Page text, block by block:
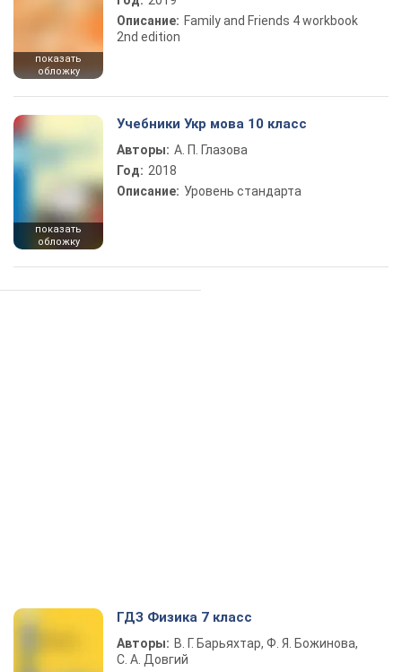
показать
обложку
Описание: Family and Friends 4 workbook
2nd edition
показать
обложку
Учебники Укр мова 10 класс
Авторы: А. П. Глазова
Год: 2018
Описание: Уровень стандарта
ГДЗ Физика 7 класс
Авторы: В. Г. Барьяхтар, Ф. Я. Божинова,
С. А. Довгий